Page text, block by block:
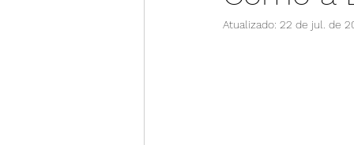
Atualizado: 22 de jul. de